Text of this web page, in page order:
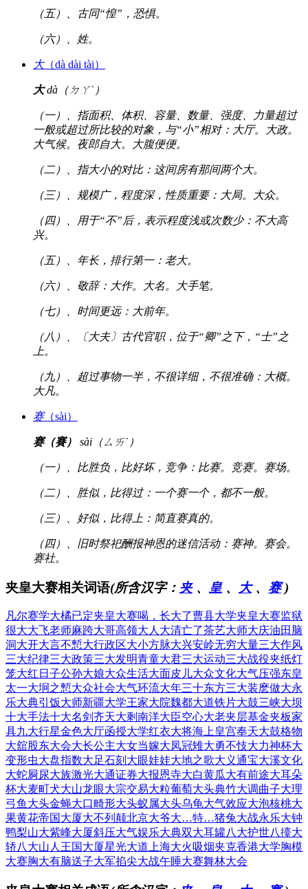
（五）、古同“惶”，恐惧。
（六）、姓。
大（dà dài tài）
大dà（ㄉㄚˋ）
（一）、指面积、体积、容量、数量、强度、力量超过
一般或超过所比较的对象，与“小”相对：大厅。大政。
大气候。夜郎自大。大腹便便。
（二）、指大小的对比：这间房有那间两个大。
（三）、规模广，程度深，性质重要：大局。大众。
（四）、用于“不”后，表示程度浅或次数少：不大高
兴。
（五）、年长，排行第一：老大。
（六）、敬辞：大作。大名。大手笔。
（七）、时间更远：大前年。
（八）、〔大夫〕古代官职，位于“卿”之下，“士”之
上。
（九）、超过事物一半，不很详细，不很准确：大概。
大凡。
赛（sài）
赛（賽） sài（ㄙㄞˋ）
（一）、比胜负，比好坏，竞争：比赛。竞赛。赛场。
（二）、胜似，比得过：一个赛一个，都不一般。
（三）、好似，比得上：简直赛真的。
（四）、旧时祭祀酬报神恩的迷信活动：赛神。赛会。
赛社。
夹皇大赛相关词语(所含汉字： 夹、 皇、 大、 赛)
凡尔赛学大橘已定夹皇大赛喝，长大了曹县大学夹皇大赛监狱
很大大飞老师麻跨大哥高领大人 大清亡了茶艺大师大庆油田 脑
洞大开大言不慙大行政区大小方脉大兴安岭无穷大量三大作风
三大纪律三大政策三大发明青童大君三大运动三大战役夹纸灯
笼大红日子公孙大娘大众生活大面皮儿大众文化大气压强东皇
太一大坰之慙大众社会大气环流大年三十东方三大装麽做大永
乐大典引饭大师新疆大学王家大院魏都大道铁片大鼓三峡大坝
十大手法十大名剑齐天大剩南洋大臣空心大老夹层基金夹板家
具九大行星金色大厅函授大学红衣大将海上皇宫奉天大鼓格物
大舘股东大会大长公主大女当嫁大凤冠雉大勇不忮大力神杯大
变形虫大盘指数大足石刻 大眼娃娃大地之歌大义通宝大溪文化
大蛇屙尿大族激光大通证券大报恩寺大白黄瓜大有前途大耳朵
杯大麦町犬大山龙眼大宗交易大粒葡萄大头典竹大调曲子大理
弓鱼 大头金蝇大口畸形大头蚁属大头乌龟大气效应大泡核桃大
果黄花帝国大厦大不列颠北京大爷大…特…猪兔大战永乐大钟
鸭梨山大紫峰大厦斜压大气娱乐大典双大耳罐八大护世八擡大
轿八大山人 王国大厦星光大道 上海大火吸烟夹克香港大学胸模
大赛胸大有脑送子大军掐尖大战午睡大赛舞林大会